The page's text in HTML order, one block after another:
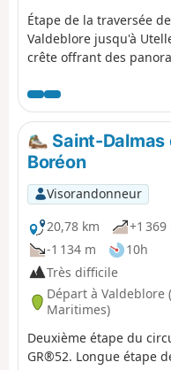
Étape de la traversée
Valdeblore jusqu'à
crête offrant des
Saint-Dalmas
Boréon
Visorandonneur
20,78 km
+1 369
-1 134 m
10h
Très difficile
Départ à Valdeblore
Maritimes)
Deuxième étape du
GR®52. Longue étape